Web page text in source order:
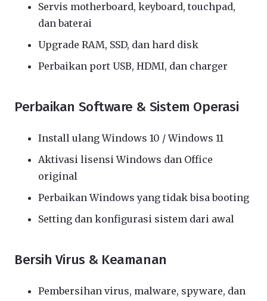
Servis motherboard, keyboard, touchpad,
dan baterai
Upgrade RAM, SSD, dan hard disk
Perbaikan port USB, HDMI, dan charger
Perbaikan Software & Sistem Operasi
Install ulang Windows 10 / Windows 11
Aktivasi lisensi Windows dan Office
original
Perbaikan Windows yang tidak bisa booting
Setting dan konfigurasi sistem dari awal
Bersih Virus & Keamanan
Pembersihan virus, malware, spyware, dan